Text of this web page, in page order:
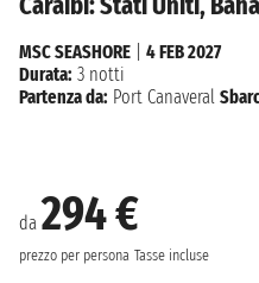
da 294 €
prezzo per persona Tasse incluse
MSC SEASHORE
4 FEB 2027
Durata: 3 notti
Partenza da: Port Canaveral